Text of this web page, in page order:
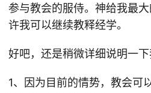
参与教会的服侍。神给我最
许我可以继续教释经学。
好吧，还是稍微详细说明一下
1、因为目前的情势，教会可